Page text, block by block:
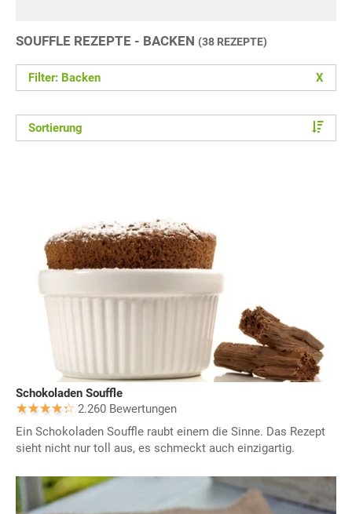
SOUFFLE REZEPTE - BACKEN (38 REZEPTE)
Filter: Backen X
Sortierung
Schokoladen Souffle
2.260 Bewertungen
Ein Schokoladen Souffle raubt einem die Sinne. Das Rezept
sieht nicht nur toll aus, es schmeckt auch einzigartig.